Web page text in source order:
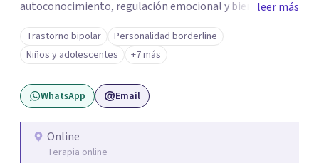
autoconocimiento, regulación emocional y bienestar.
Trabajo desde un enfoque integrativo que combina
psicoanálisis, terapia somática y de trauma, psicología
corporal, Mentalization Based Therapy (MBT),
hipnoterapia y respiración neurodinámica, integrando
actualmente la Psicología Analítica Junguiana. Mi
ecopsicología y el trabajo simbólico con el inconsciente,
entendiendo que cada proceso terapéutico es único y
leer más
Trastorno bipolar
Personalidad borderline
Niños y adolescentes
+7 más
WhatsApp Email
Online
Terapia online